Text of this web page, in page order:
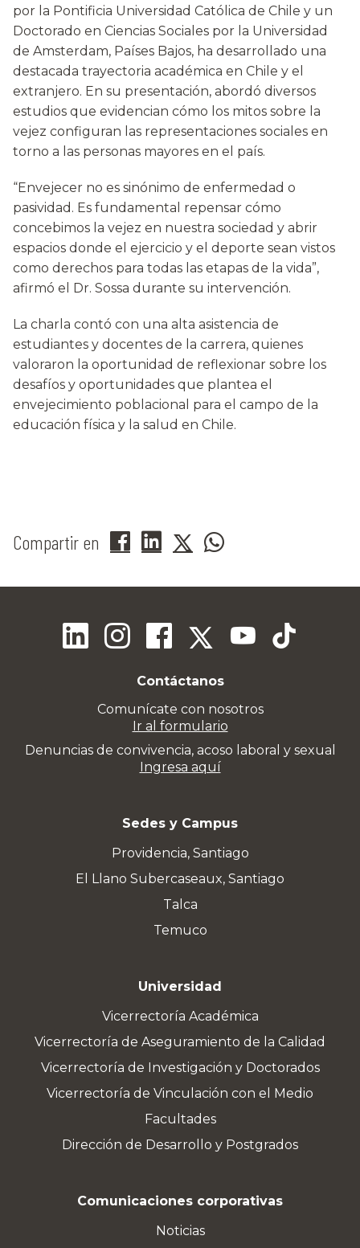
por la Pontificia Universidad Católica de Chile y un
Doctorado en Ciencias Sociales por la Universidad
de Amsterdam, Países Bajos, ha desarrollado una
destacada trayectoria académica en Chile y el
extranjero. En su presentación, abordó diversos
estudios que evidencian cómo los mitos sobre la
vejez configuran las representaciones sociales en
torno a las personas mayores en el país.
“Envejecer no es sinónimo de enfermedad o
pasividad. Es fundamental repensar cómo
concebimos la vejez en nuestra sociedad y abrir
espacios donde el ejercicio y el deporte sean vistos
como derechos para todas las etapas de la vida”,
afirmó el Dr. Sossa durante su intervención.
La charla contó con una alta asistencia de
estudiantes y docentes de la carrera, quienes
valoraron la oportunidad de reflexionar sobre los
desafíos y oportunidades que plantea el
envejecimiento poblacional para el campo de la
educación física y la salud en Chile.
Compartir en
Contáctanos
Comunícate con nosotros
Ir al formulario
Denuncias de convivencia, acoso laboral y sexual
Ingresa aquí
Sedes y Campus
Providencia, Santiago
El Llano Subercaseaux, Santiago
Talca
Temuco
Universidad
Vicerrectoría Académica
Vicerrectoría de Aseguramiento de la Calidad
Vicerrectoría de Investigación y Doctorados
Vicerrectoría de Vinculación con el Medio
Facultades
Dirección de Desarrollo y Postgrados
Comunicaciones corporativas
Noticias